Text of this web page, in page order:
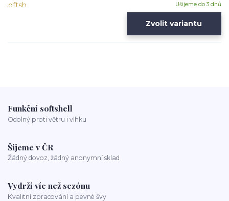
Ušijeme do 3 dnů
Zvolit variantu
Funkční softshell
Odolný proti větru i vlhku
Šijeme v ČR
Žádný dovoz, žádný anonymní sklad
Vydrží víc než sezónu
Kvalitní zpracování a pevné švy